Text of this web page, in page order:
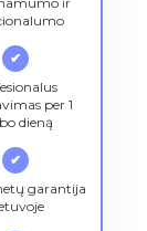
✔
per 1
dieną
✔
garantija